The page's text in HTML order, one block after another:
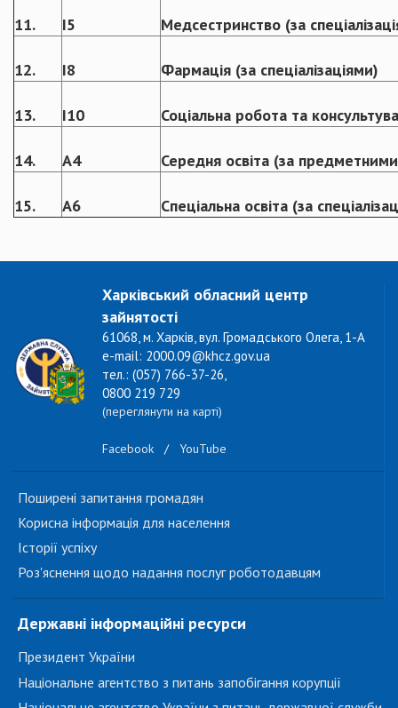
11. I5 Медсестринство (за
12. I8 Фармація (за спеціалізаціями)
13. I10 Соціальна робота та
14. А4 Середня освіта (за
15. А6 Спеціальна освіта (за
Харківський обласний центр
зайнятості
61068, м. Харків, вул. Громадського Олега, 1-А
e-mail: 2000.09@khcz.gov.ua
тел.: (057) 766-37-26,
0800 219 729
(переглянути на карті)
Facebook / YouTube
Поширені запитання громадян
Корисна інформація для населення
Історії успіху
Роз'яснення щодо надання послуг роботодавцям
Державні інформаційні ресурси
Президент України
Національне агентство з питань запобігання корупції